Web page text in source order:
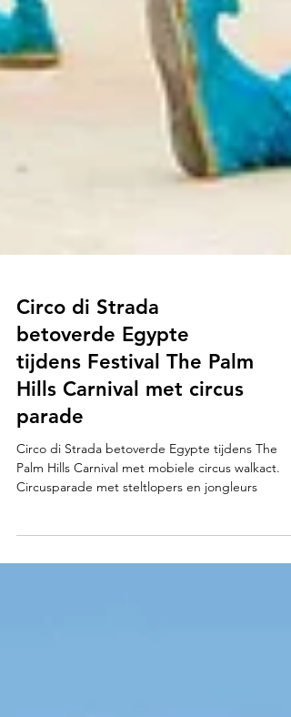
Circo di Strada
betoverde Egypte
tijdens Festival The Palm
Hills Carnival met circus
parade
Palm Hills Carnival met mobiele circus walkact.
Circusparade met steltlopers en jongleurs